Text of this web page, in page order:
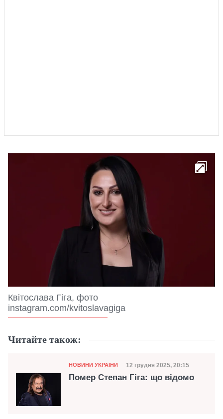
Квітослава Гіга, фото
instagram.com/kvitoslavagiga
Читайте також:
Категорія
НОВИНИ УКРАЇНИ Дата публікації
12 грудня 2025, 20:15
Помер Степан Гіга: що відомо